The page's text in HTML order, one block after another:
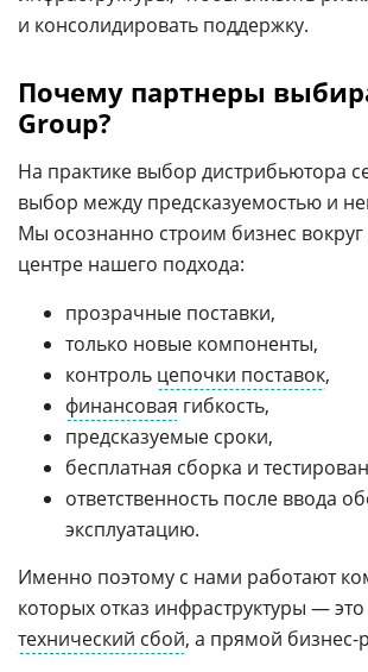
и консолидировать поддержку.
Почему партнеры
Group?
На практике выбор дистрибьютора
выбор между предсказуемостью и
Мы осознанно строим бизнес
центре нашего подхода:
прозрачные поставки,
только новые компоненты,
контроль цепочки поставок,
финансовая гибкость,
предсказуемые сроки,
бесплатная сборка и
ответственность после ввода
эксплуатацию.
Именно поэтому с нами работают
которых отказ инфраструктуры —
технический сбой, а прямой бизнес-